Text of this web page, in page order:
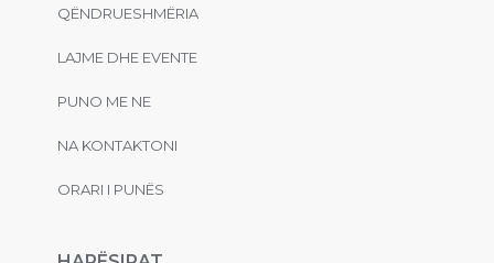
QËNDRUESHMËRIA
LAJME DHE EVENTE
PUNO ME NE
NA KONTAKTONI
ORARI I PUNËS